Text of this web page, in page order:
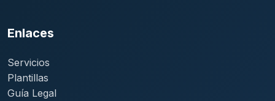
Enlaces
Servicios
Plantillas
Guía Legal